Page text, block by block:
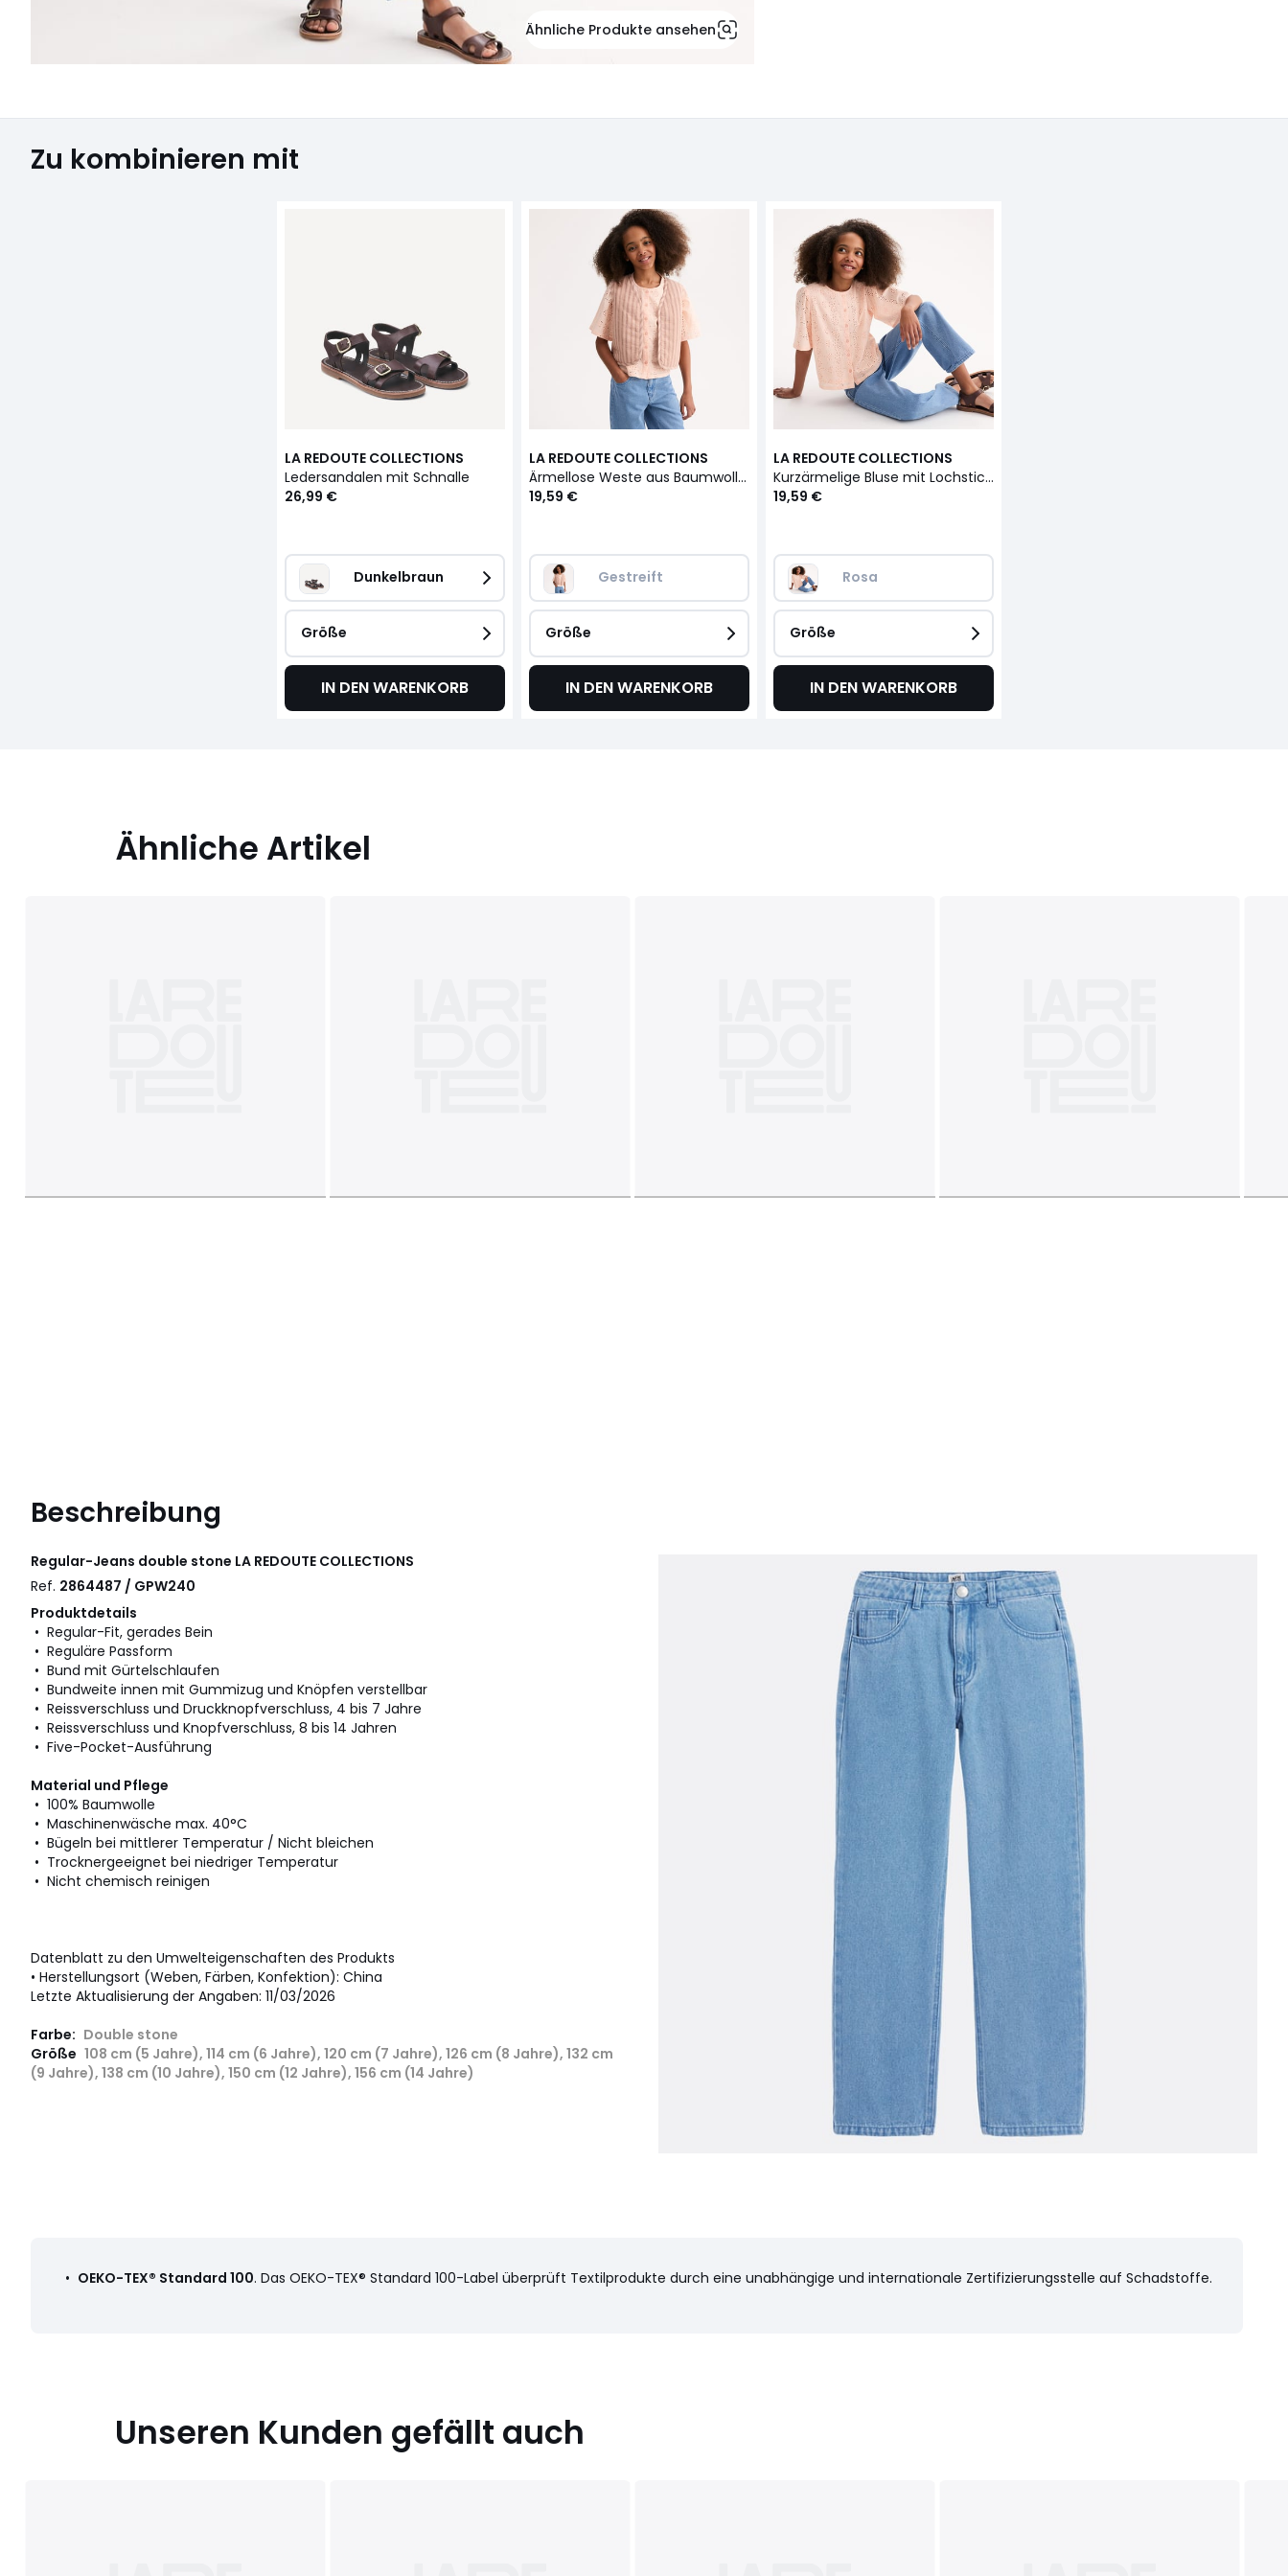
Ähnliche Produkte ansehen
Zu kombinieren mit
LA REDOUTE COLLECTIONS
Ledersandalen mit Schnalle
26,99 €
Dunkelbraun
Größe
IN DEN WARENKORB
LA REDOUTE COLLECTIONS
Ärmellose Weste aus Baumwolle und Leinen
19,59 €
Gestreift
Größe
IN DEN WARENKORB
LA REDOUTE COLLECTIONS
Kurzärmelige Bluse mit Lochstickerei
19,59 €
Rosa
Größe
IN DEN WARENKORB
Ähnliche Artikel
Beschreibung
Regular-Jeans double stone LA REDOUTE COLLECTIONS
Ref. 2864487 / GPW240
Produktdetails
• Regular-Fit, gerades Bein
• Reguläre Passform
• Bund mit Gürtelschlaufen
• Bundweite innen mit Gummizug und Knöpfen verstellbar
• Reissverschluss und Druckknopfverschluss, 4 bis 7 Jahre
• Reissverschluss und Knopfverschluss, 8 bis 14 Jahren
• Five-Pocket-Ausführung
Material und Pflege
• 100% Baumwolle
• Maschinenwäsche max. 40°C
• Bügeln bei mittlerer Temperatur / Nicht bleichen
• Trocknergeeignet bei niedriger Temperatur
• Nicht chemisch reinigen
Datenblatt zu den Umwelteigenschaften des Produkts
• Herstellungsort (Weben, Färben, Konfektion): China
Letzte Aktualisierung der Angaben: 11/03/2026
Farbe: Double stone
Größe 108 cm (5 Jahre), 114 cm (6 Jahre), 120 cm (7 Jahre), 126 cm (8 Jahre), 132 cm
(9 Jahre), 138 cm (10 Jahre), 150 cm (12 Jahre), 156 cm (14 Jahre)
• OEKO-TEX® Standard 100. Das OEKO-TEX® Standard 100-Label überprüft Textilprodukte durch eine unabhängige und internationale Zertifizierungsstelle auf Schadstoffe.
Unseren Kunden gefällt auch